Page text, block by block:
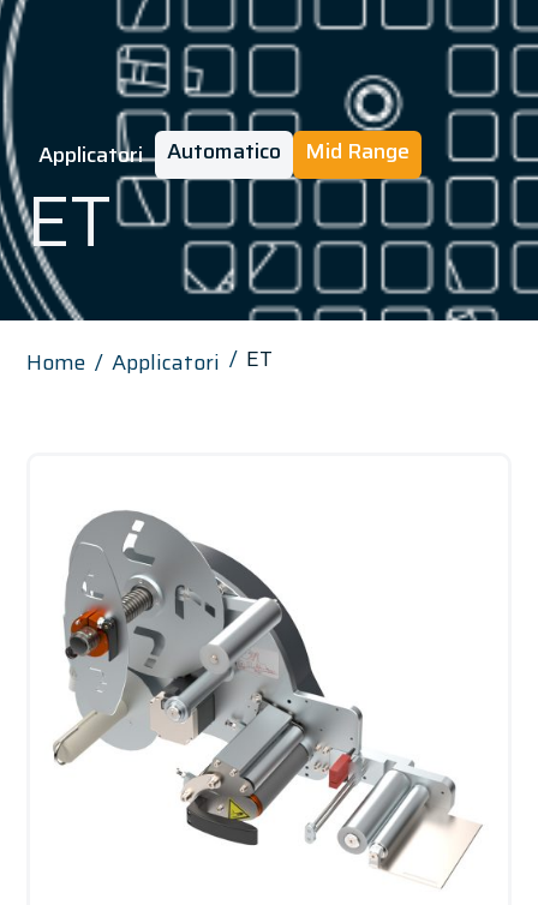
Applicatori Automatico Mid Range
ET
Home Applicatori ET